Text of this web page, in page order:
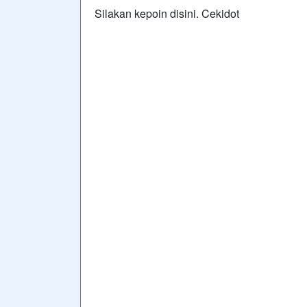
Silakan kepoin disini. Cekidot